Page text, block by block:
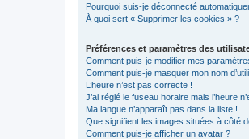
Pourquoi suis-je déconnecté
À quoi sert « Supprimer les cookies » ?
Préférences et paramètres des
Comment puis-je modifier mes
Comment puis-je masquer mon nom
L’heure n’est pas correcte !
J’ai réglé le fuseau horaire mais l’heure
Ma langue n’apparaît pas dans la liste !
Que signifient les images situées à côté
Comment puis-je afficher un avatar ?